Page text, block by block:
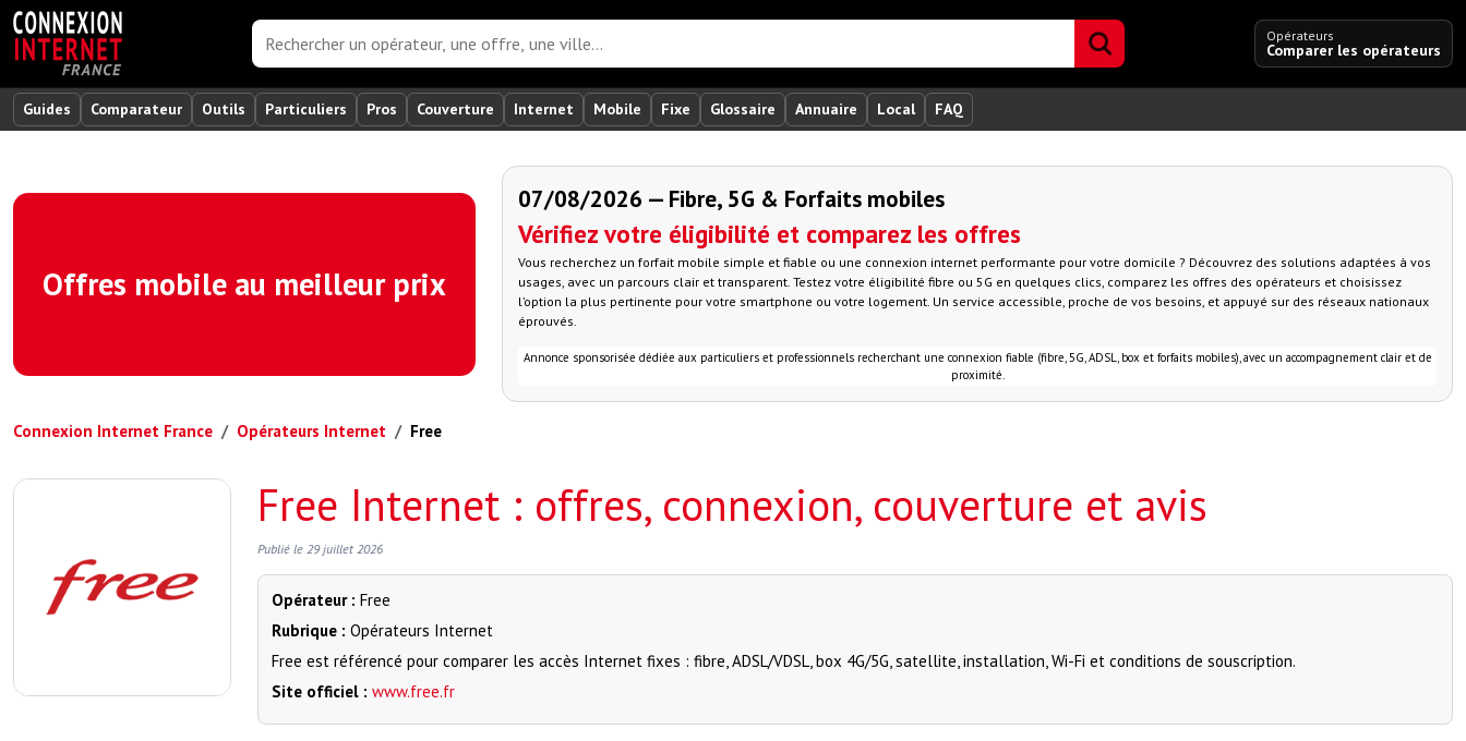
Opérateurs
Comparer les opérateurs
Guides Comparateur Outils Particuliers Pros Couverture Internet Mobile Fixe Glossaire Annuaire Local FAQ
Offres mobile au meilleur prix
07/08/2026 — Fibre, 5G & Forfaits mobiles
Vérifiez votre éligibilité et comparez les offres
Vous recherchez un forfait mobile simple et fiable ou une connexion internet performante pour votre domicile ? Découvrez des solutions adaptées à vos
usages, avec un parcours clair et transparent. Testez votre éligibilité fibre ou 5G en quelques clics, comparez les offres des opérateurs et choisissez
l’option la plus pertinente pour votre smartphone ou votre logement. Un service accessible, proche de vos besoins, et appuyé sur des réseaux nationaux
éprouvés.
Annonce sponsorisée dédiée aux particuliers et professionnels recherchant une connexion fiable (fibre, 5G, ADSL, box et forfaits mobiles), avec un accompagnement clair et de
proximité.
Connexion Internet France Opérateurs Internet Free
Free Internet : offres, connexion, couverture et avis
Publié le 29 juillet 2026
Opérateur : Free
Rubrique : Opérateurs Internet
Free est référencé pour comparer les accès Internet fixes : fibre, ADSL/VDSL, box 4G/5G, satellite, installation, Wi-Fi et conditions de souscription.
Site officiel : www.free.fr